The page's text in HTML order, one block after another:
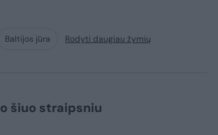
Baltijos jūra Rodyti daugiau žymių
šiuo straipsniu